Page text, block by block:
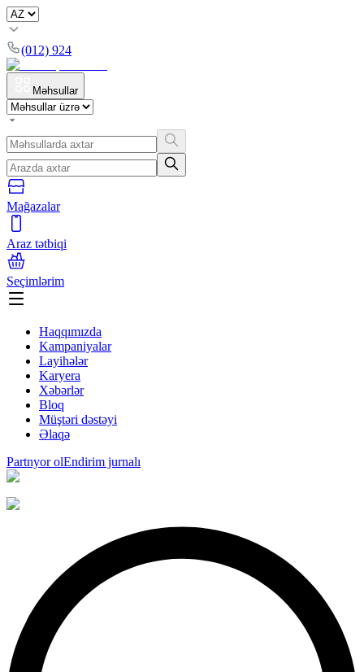
(012) 924
Məhsullar
Mağazalar
Araz tətbiqi
Seçimlərim
Haqqımızda
Kampaniyalar
Layihələr
Karyera
Xəbərlər
Bloq
Müştəri dəstəyi
Əlaqə
Partnyor olEndirim jurnalı